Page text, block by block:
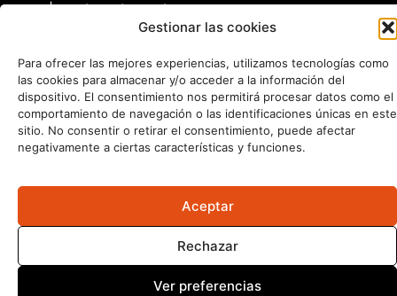
Gestionar las cookies
Para ofrecer las mejores experiencias, utilizamos tecnologías como
las cookies para almacenar y/o acceder a la información del
dispositivo. El consentimiento nos permitirá procesar datos como el
comportamiento de navegación o las identificaciones únicas en este
sitio. No consentir o retirar el consentimiento, puede afectar
negativamente a ciertas características y funciones.
Aceptar
Rechazar
Ver preferencias
2026 | José María Sallés ©
Aviso Legal|Política de privacidad | Política de cookies